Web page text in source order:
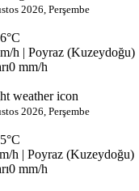
2026, Perşembe
h | Poyraz (Kuzeydoğu)
0 mm/h
2026, Perşembe
h | Poyraz (Kuzeydoğu)
0 mm/h